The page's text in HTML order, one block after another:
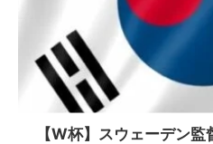
【W杯】スウェーデン